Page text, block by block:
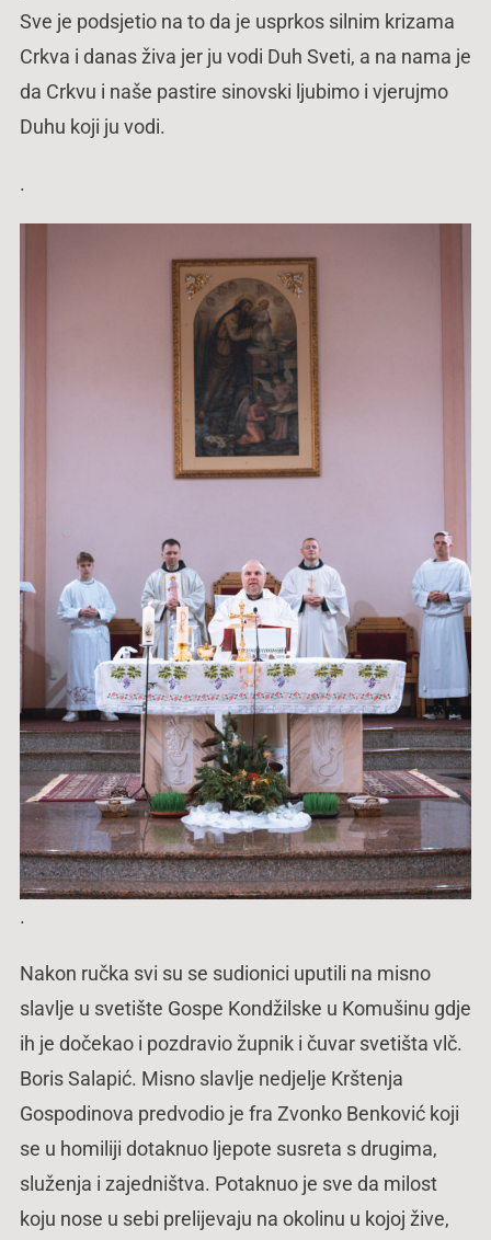
Sve je podsjetio na to da je usprkos silnim krizama
Crkva i danas živa jer ju vodi Duh Sveti, a na nama je
da Crkvu i naše pastire sinovski ljubimo i vjerujmo
Duhu koji ju vodi.
.
.
Nakon ručka svi su se sudionici uputili na misno
slavlje u svetište Gospe Kondžilske u Komušinu gdje
ih je dočekao i pozdravio župnik i čuvar svetišta vlč.
Boris Salapić. Misno slavlje nedjelje Krštenja
Gospodinova predvodio je fra Zvonko Benković koji
se u homiliji dotaknuo ljepote susreta s drugima,
služenja i zajedništva. Potaknuo je sve da milost
koju nose u sebi prelijevaju na okolinu u kojoj žive,